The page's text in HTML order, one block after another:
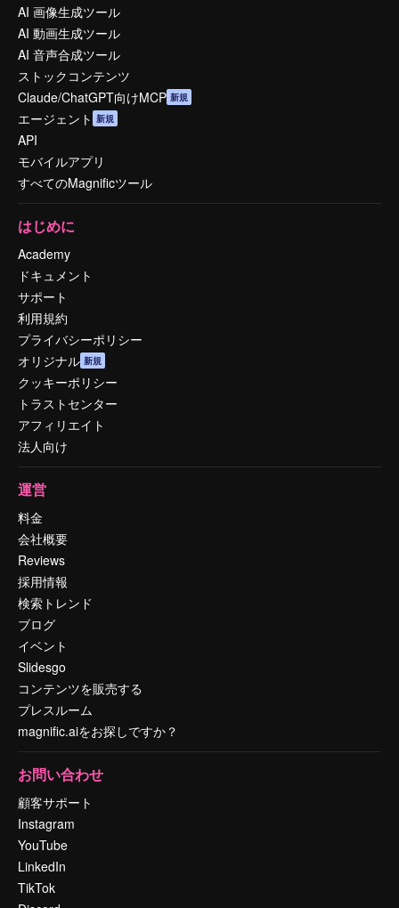
AI 画像生成ツール
AI 動画生成ツール
AI 音声合成ツール
ストックコンテンツ
Claude/ChatGPT向けMCP 新規
エージェント 新規
API
モバイルアプリ
すべてのMagnificツール
はじめに
Academy
ドキュメント
サポート
利用規約
プライバシーポリシー
オリジナル 新規
クッキーポリシー
トラストセンター
アフィリエイト
法人向け
運営
料金
会社概要
Reviews
採用情報
検索トレンド
ブログ
イベント
Slidesgo
コンテンツを販売する
プレスルーム
magnific.aiをお探しですか？
お問い合わせ
顧客サポート
Instagram
YouTube
LinkedIn
TikTok